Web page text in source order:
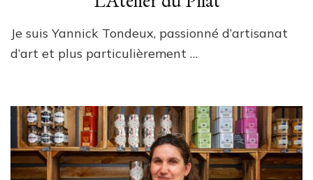
Je suis Yannick Tondeux, passionné d’artisanat
d’art et plus particulièrement …